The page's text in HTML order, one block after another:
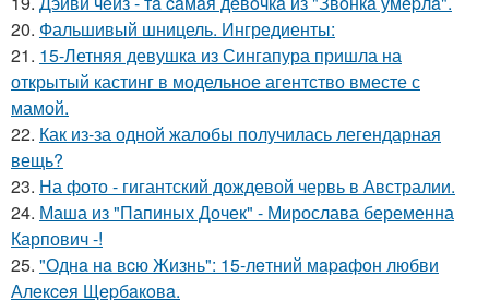
20. Фальшивый шницель. Ингредиенты:
21. 15-Летняя девушка из Сингапура пришла на
открытый кастинг в модельное агентство вместе с
мамой.
22. Как из-за одной жалобы получилась легендарная
вещь?
23. На фото - гигантский дождевой червь в Австралии.
24. Маша из "Папиных Дочек" - Мирослава беременна
Карпович -!
25. "Однa нa вcю Жизнь": 15-лeтний мapaфoн любви
Алeкceя Щepбaкoвa.